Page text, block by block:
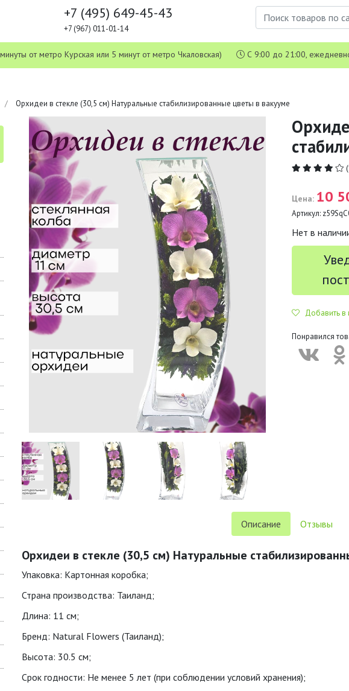
+7 (495) 649-45-43
+7 (967) 011-01-14
от метро Курская или 5 минут от метро Чкаловская) С 9:00 до 21:00,
Орхидеи в стекле (30,5 см) Натуральные стабилизированные цветы в вакууме
Цена: 10
Артикул:
Нет в
Добавить в
Понравился
Описание Отзывы
Орхидеи в стекле (30,5 см) Натуральные
Упаковка: Картонная коробка;
Страна производства: Таиланд;
Длина: 11 см;
Бренд: Natural Flowers (Таиланд);
Высота: 30.5 см;
Срок годности: Не менее 5 лет (при соблюдении условий хранения);